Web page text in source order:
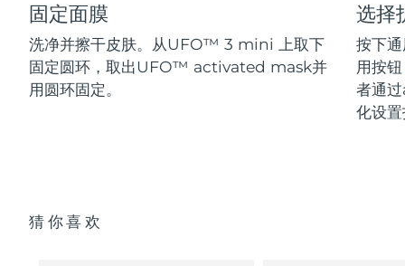
固定面膜
洗净并擦干皮肤。从UFO™ 3 mini 上取下
固定圆环，取出UFO™ activated mask并
用圆环固定。
选择
按下
用按
者通
化设
猜你喜欢